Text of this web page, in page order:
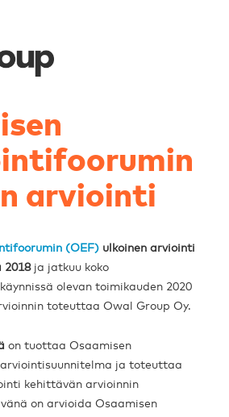
arviointi
(OEF) ulkoinen arviointi
2018ja jatkuu koko
olevan toimikauden 2020
toteuttaa Owal Group Oy.
on tuottaa Osaamisen
ja toteuttaa
kehittävän arvioinnin
on arvioida Osaamisen